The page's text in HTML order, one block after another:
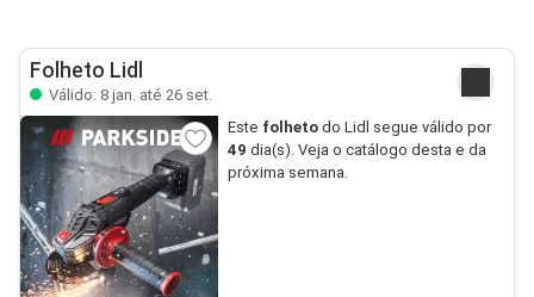
Folheto Lidl
Válido: 8 jan. até 26 set.
Este folhetodo Lidl segue válido por
49 dia(s). Veja o catálogo desta e da
próxima semana.